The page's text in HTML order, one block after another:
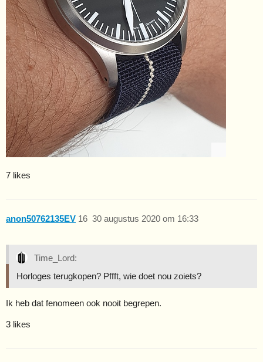
7 likes
anon50762135EV 30 augustus 2020 om 16:33
16
Time_Lord:
Horloges terugkopen? Pffft, wie doet nou zoiets?
Ik heb dat fenomeen ook nooit begrepen.
3 likes